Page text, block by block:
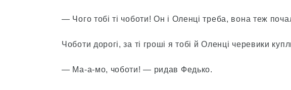
— Чого тобі ті чоботи! Он і Оленці треба, вона теж
Чоботи дорогі, за ті гроші я тобі й Оленці черевики
— Ма-а-мо, чоботи! — ридав Федько.